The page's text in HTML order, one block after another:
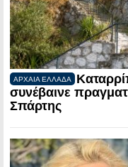
ΑΡΧΑΙΑ ΕΛΛΑΔΑ
συνέβαινε
Σπάρτης